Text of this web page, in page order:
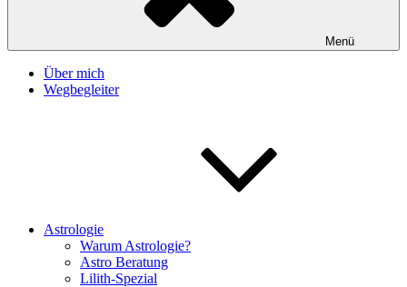
Menü
Über mich
Wegbegleiter
Astrologie
Warum Astrologie?
Astro Beratung
Lilith-Spezial